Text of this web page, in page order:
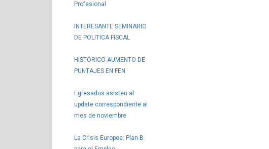
Profesional
INTERESANTE SEMINARIO
DE POLITICA FISCAL
HISTÓRICO AUMENTO DE
PUNTAJES EN FEN
Egresados asisten al
update correspondiente al
mes de noviembre
La Crisis Europea: Plan B